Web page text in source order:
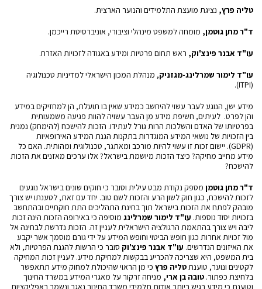
טליה פרץ, נציגת מועצת התלמידים והנוער הארצית.
ד"ר מתן גוטמן, מומחה למשפט מינהלי וציבורי, אוניברסיטת רייכמן.
עו"ד אבנר פינצ'וק, ראש תחום פרטיות ומידע באגודה לזכויות האזרח.
עו"ד לימור שמרלינג-מגזניק, מנהלת המכון הישראלי למדיניות טכנולוגיה
(ITPI).
מידע ישן, הנוגע לעבר עשוי להיחשב כמידע שאין בו תועלת, הן למחזיקים במידע
והן לפרט. לעיתים, חשיפת מידע מן העבר עשויה להוות פגיעה משמעותית
בפרטיותו של האדם והשלכות הרות גורל לעתידו. הזכות להישכח (להימחק) נמנית
בין הזכויות של נושאי המידע המוגדרות בתקנות הגנת המידע האירופאיות
(GDPR). יישום זכות זו עשוי להיות מורכב ומאתגר, טכנולוגית ומהותית. האם כל
מידע מחייב מחיקה? כיצד הזכות מיושמת בישראל? אלו ערכים מאזנים את הזכות
להישכח?
ד"ר מתן גוטמן מספק נקודת מבט עילית וסובר כי חוקים שונים בישראל נוגעים
לזכות להישכח, כגון חוק לשון הרע והזכות לשם טוב. יחד עם זאת, לטענתו יש צורך
מובהק לפתח את הזכות בישראל תוך בחינת התהליכים התת חוקתיים ובהתחשב
בזכויות יסוד נוספות. עו"ד לימור שמרלינג מוסיפה כי באירופה הזכות הינה זכות
ליבה ויש צורך בהתאמת הרגולציה הישראלית לעניין זה. הזכות נדרשת לבחינה אל
מול זכויות אחרות כגון חופש הביטוי וחופש המידע על ידי גורם מוסמך אשר יקבע
את האיזונים הנדרשים. עו"ד אבנר פינצ'וק סובר כי הרשות להגנת הפרטיות, ולא
בית המשפט, היא שצריכה להכריע בבקשות למחיקת מידע. לעניין זכות המחיקה
לקטינים ונוער, טוענתטליה פרץ כי מן הראוי שהיכולת למחוק מידע תתאפשר
בלחיצת כפתור. טובה בן ארי, מניחה זרקור על מאגרי המידע במשרד החינוך
וטוענת כי מידע רגיש ביותר אודות תלמידי משרד החינוך נאגר ונשמר באפליקציות